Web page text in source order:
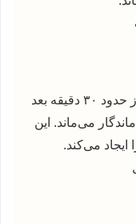
نت پایه آخرین مرحله رایحه است که از حدود ۳۰ دقیقه بعد
می‌ماند. این
می‌کند.